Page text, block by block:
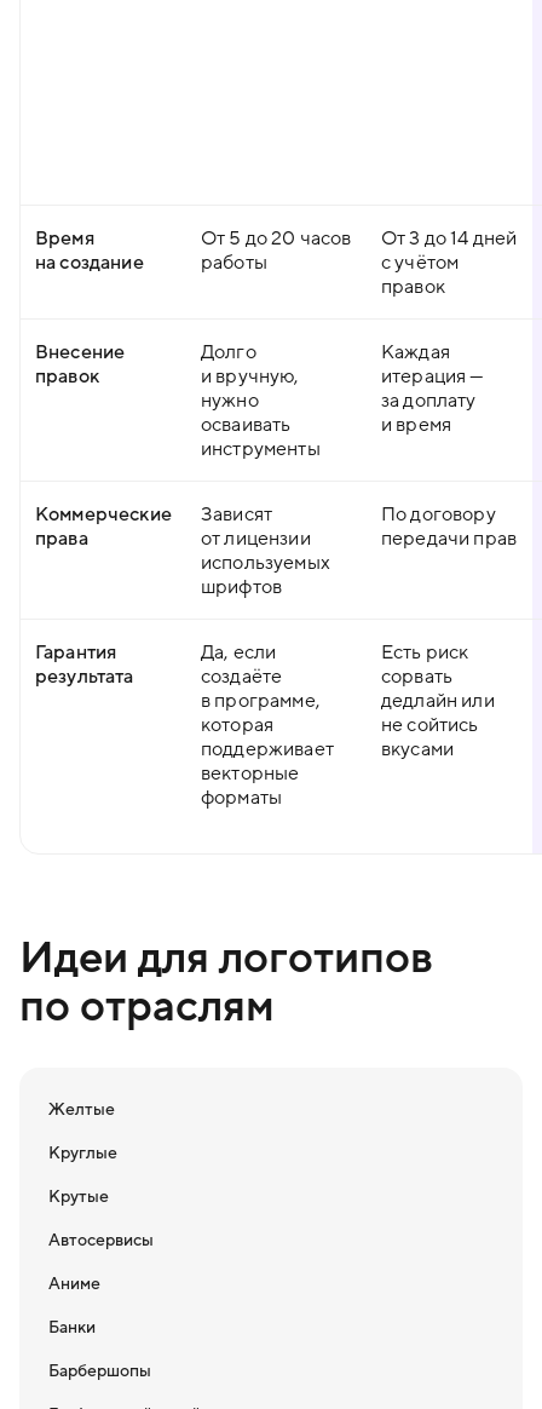
Время
на создание
От 5 до 20 часов
работы
От 3 до 14 дней
с учётом
правок
Внесение
правок
Долго
и вручную,
нужно
осваивать
инструменты
Каждая
итерация —
за доплату
и время
Коммерческие
права
Зависят
от лицензии
используемых
шрифтов
По договору
передачи прав
Гарантия
результата
Да, если
создаёте
в программе,
которая
поддерживает
векторные
форматы
Есть риск
сорвать
дедлайн или
не сойтись
вкусами
Идеи для логотипов
по отраслям
Желтые
Круглые
Крутые
Автосервисы
Аниме
Банки
Барбершопы